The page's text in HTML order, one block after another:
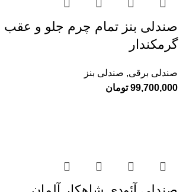
صندلی بنز تمام چرم جلو و عقب
گرمکندار
صندلی برقی, صندلی بنز
99,700,000 تومان